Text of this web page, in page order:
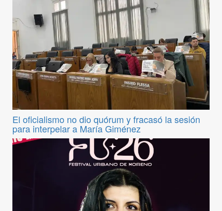
El oficialismo no dio quórum y fracasó la sesión
para interpelar a María Giménez